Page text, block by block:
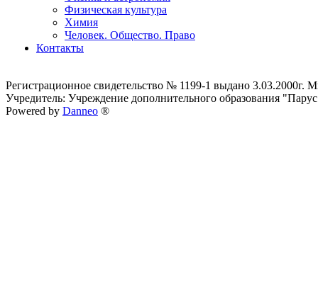
Физическая культура
Химия
Человек. Общество. Право
Контакты
Регистрационное свидетельство № 1199-1 выдано 3.03.2000г.
Учредитель: Учреждение дополнительного образования
Powered by Danneo ®